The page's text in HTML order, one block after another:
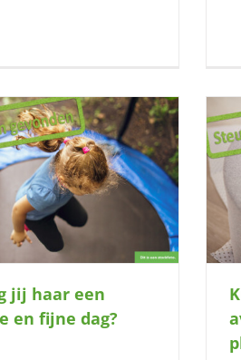
jij haar een
en fijne dag?
jij twee kleine avonturiers een
fijne plek geven?